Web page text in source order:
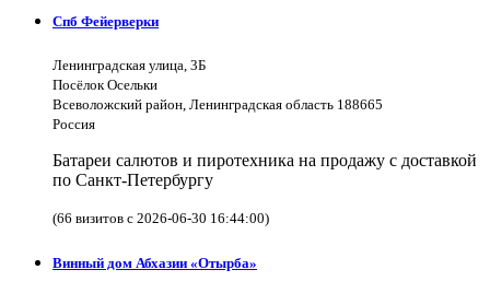
Спб Фейерверки
Ленинградская улица, 3Б
Посёлок Осельки
Всеволожский район, Ленинградская область 188665
Россия
Батареи салютов и пиротехника на продажу с доставкой
по Санкт-Петербургу
(66 визитов с 2026-06-30 16:44:00)
Винный дом Абхазии «Отырба»